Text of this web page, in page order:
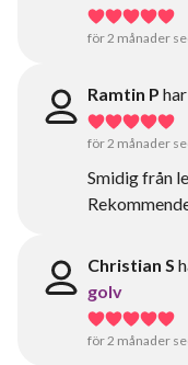
för 2 månader
Ramtin P
för 2 månader
Smidig från
Christian S
golv
för 2 månader